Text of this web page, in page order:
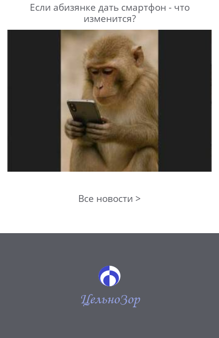
Если абизянке дать смартфон - что
изменится?
Все новости >
ЦельноЗор